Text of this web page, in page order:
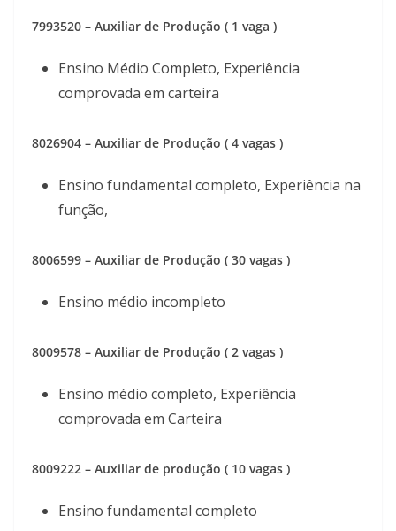
7993520 – Auxiliar de Produção ( 1 vaga )
Ensino Médio Completo, Experiência
comprovada em carteira
8026904 – Auxiliar de Produção ( 4 vagas )
Ensino fundamental completo, Experiência na
função,
8006599 – Auxiliar de Produção ( 30 vagas )
Ensino médio incompleto
8009578 – Auxiliar de Produção ( 2 vagas )
Ensino médio completo, Experiência
comprovada em Carteira
8009222 – Auxiliar de produção ( 10 vagas )
Ensino fundamental completo